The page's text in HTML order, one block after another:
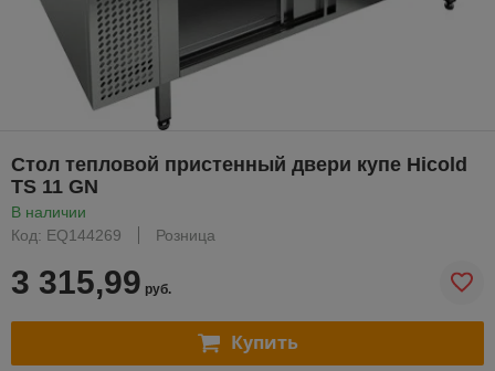
Стол тепловой пристенный двери купе Hicold
TS 11 GN
В наличии
Код: EQ144269
Розница
3 315,99 руб.
Купить